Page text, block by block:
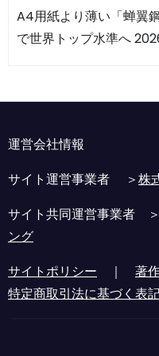
A4用紙より薄い「蝉翼
で世界トップ水準へ
運営会社情報
サイト運営事業者 ＞株
サイト共同運営事業者 ＞
ング
サイトポリシー ｜ 著
特定商取引法に基づく表